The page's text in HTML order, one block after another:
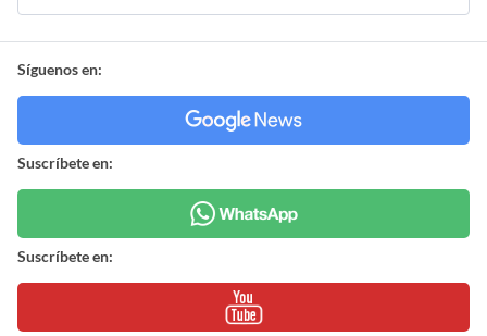
Síguenos en:
Suscríbete en:
Suscríbete en: